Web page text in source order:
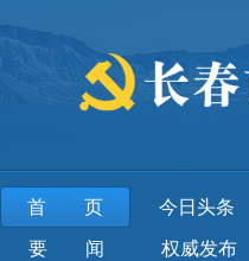
首页 今日头条
要 闻 权威发布